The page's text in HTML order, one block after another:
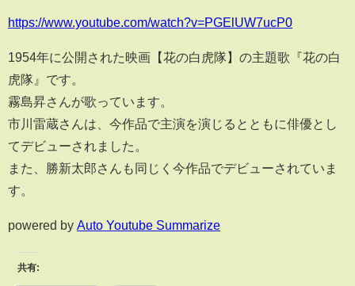
https://www.youtube.com/watch?v=PGElUW7ucP0
1954年に公開された映画【花の白虎隊】の主題歌『花の白
虎隊』です。
霧島昇さんが歌っています。
市川雷蔵さんは、今作品で主演を演じるとともに俳優とし
てデビューされました。
また、勝新太郎さんも同じく今作品でデビューされていま
す。
powered by Auto Youtube Summarize
共有: